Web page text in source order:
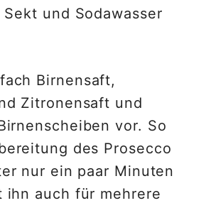
und Sodawasser
Birnensaft,
Zitronensaft und
vor. So
des Prosecco
nur ein paar Minuten
ihn auch für mehrere